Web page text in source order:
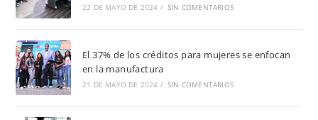
22 DE MAYO DE 2024 / SIN COMENTARIOS
El 37% de los créditos para mujeres se enfocan
en la manufactura
21 DE MAYO DE 2024 / SIN COMENTARIOS